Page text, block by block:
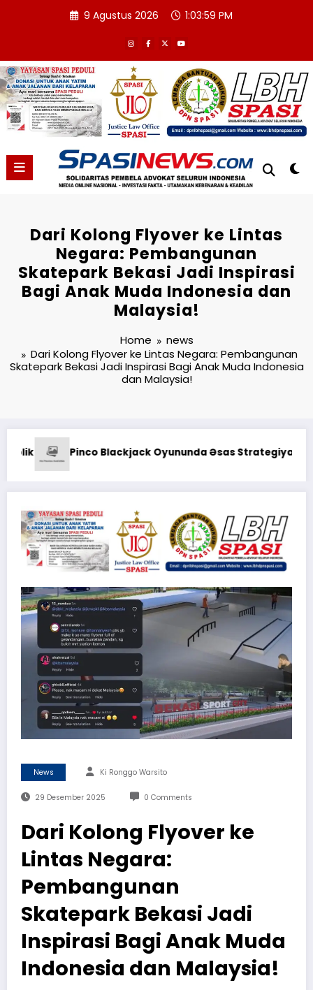
9 Agustus 2026 1:04:00 PM
Dari Kolong Flyover ke Lintas
Negara: Pembangunan
Skatepark Bekasi Jadi Inspirasi
Bagi Anak Muda Indonesia dan
Malaysia!
Home
news
Dari Kolong Flyover ke Lintas Negara: Pembangunan
Skatepark Bekasi Jadi Inspirasi Bagi Anak Muda Indonesia
dan Malaysia!
Şans və Bacarıq Balansı – BetAz Oyununa
Kodaeral XII Gelar Ziarah
News Ki Ronggo Warsito
29 Desember 2025 0 Comments
Dari Kolong Flyover ke
Lintas Negara:
Pembangunan
Skatepark Bekasi Jadi
Inspirasi Bagi Anak Muda
Indonesia dan Malaysia!